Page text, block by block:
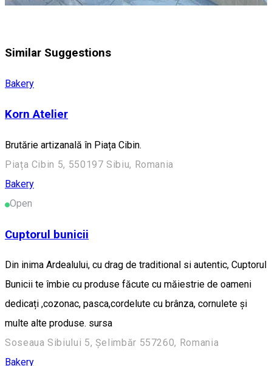
Similar Suggestions
Bakery
Korn Atelier
Brutărie artizanală în Piața Cibin.
Piața Cibin 5, 550197 Sibiu, Romania
Bakery
Open
Cuptorul bunicii
Din inima Ardealului, cu drag de traditional si autentic, Cuptorul
Bunicii te îmbie cu produse făcute cu măiestrie de oameni
dedicați ,cozonac, pasca,cordelute cu brânza, cornulete și
multe alte produse. sursa
Soseaua Sibiului 5, Șelimbăr 557260, Romania
Bakery